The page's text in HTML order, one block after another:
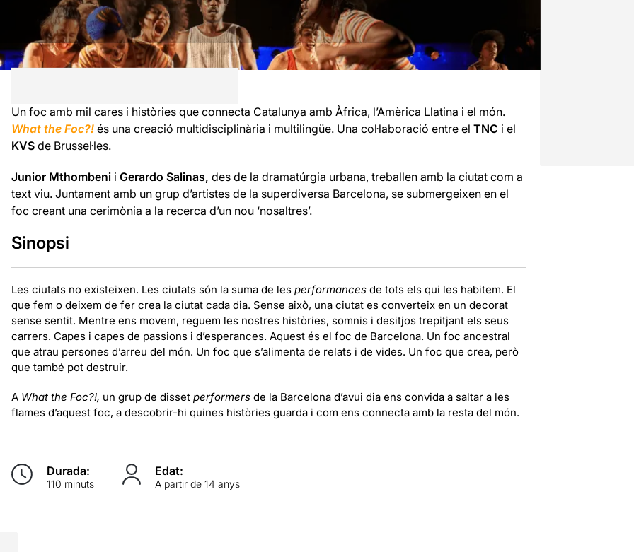
Un foc amb mil cares i històries que connecta Catalunya amb Àfrica, l’Amèrica Llatina i el món.
What the Foc?! és una creació multidisciplinària i multilingüe. Una col·laboració entre el TNC i el
KVS de Brussel·les.
Junior Mthombenii Gerardo Salinas, des de la dramatúrgia urbana, treballen amb la ciutat com a
text viu. Juntament amb un grup d’artistes de la superdiversa Barcelona, se submergeixen en el
foc creant una cerimònia a la recerca d’un nou ‘nosaltres’.
Sinopsi
Les ciutats no existeixen. Les ciutats són la suma de les performancesde tots els qui les habitem. El
que fem o deixem de fer crea la ciutat cada dia. Sense això, una ciutat es converteix en un decorat
sense sentit. Mentre ens movem, reguem les nostres històries, somnis i desitjos trepitjant els seus
carrers. Capes i capes de passions i d’esperances. Aquest és el foc de Barcelona. Un foc ancestral
que atrau persones d’arreu del món. Un foc que s’alimenta de relats i de vides. Un foc que crea, però
que també pot destruir.
A What the Foc?!, un grup de disset performers de la Barcelona d’avui dia ens convida a saltar a les
flames d’aquest foc, a descobrir-hi quines històries guarda i com ens connecta amb la resta del món.
Durada:
110 minuts
Edat:
A partir de 14 anys